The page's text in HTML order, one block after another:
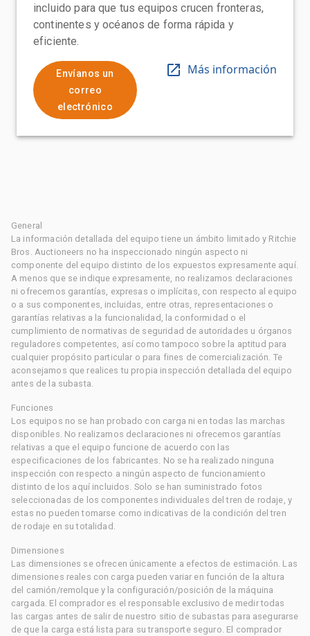
incluido para que tus equipos crucen fronteras,
continentes y océanos de forma rápida y
eficiente.
Envíanos un
correo
electrónico
Más información
General
La información detallada del equipo tiene un ámbito limitado y Ritchie
Bros. Auctioneers no ha inspeccionado ningún aspecto ni
componente del equipo distinto de los expuestos expresamente aquí.
A menos que se indique expresamente, no realizamos declaraciones
ni ofrecemos garantías, expresas o implícitas, con respecto al equipo
o a sus componentes, incluidas, entre otras, representaciones o
garantías relativas a la funcionalidad, la conformidad o el
cumplimiento de normativas de seguridad de autoridades u órganos
reguladores competentes, así como tampoco sobre la aptitud para
cualquier propósito particular o para fines de comercialización. Te
aconsejamos que realices tu propia inspección detallada del equipo
antes de la subasta.
Funciones
Los equipos no se han probado con carga ni en todas las marchas
disponibles. No realizamos declaraciones ni ofrecemos garantías
relativas a que el equipo funcione de acuerdo con las
especificaciones de los fabricantes. No se ha realizado ninguna
inspección con respecto a ningún aspecto de funcionamiento
distinto de los aquí incluidos. Solo se han suministrado fotos
seleccionadas de los componentes individuales del tren de rodaje, y
estas no pueden tomarse como indicativas de la condición del tren
de rodaje en su totalidad.
Dimensiones
Las dimensiones se ofrecen únicamente a efectos de estimación. Las
dimensiones reales con carga pueden variar en función de la altura
del camión/remolque y la configuración/posición de la máquina
cargada. El comprador es el responsable exclusivo de medir todas
las cargas antes de salir de nuestro sitio de subastas para asegurarse
de que la carga está lista para su transporte seguro. El comprador